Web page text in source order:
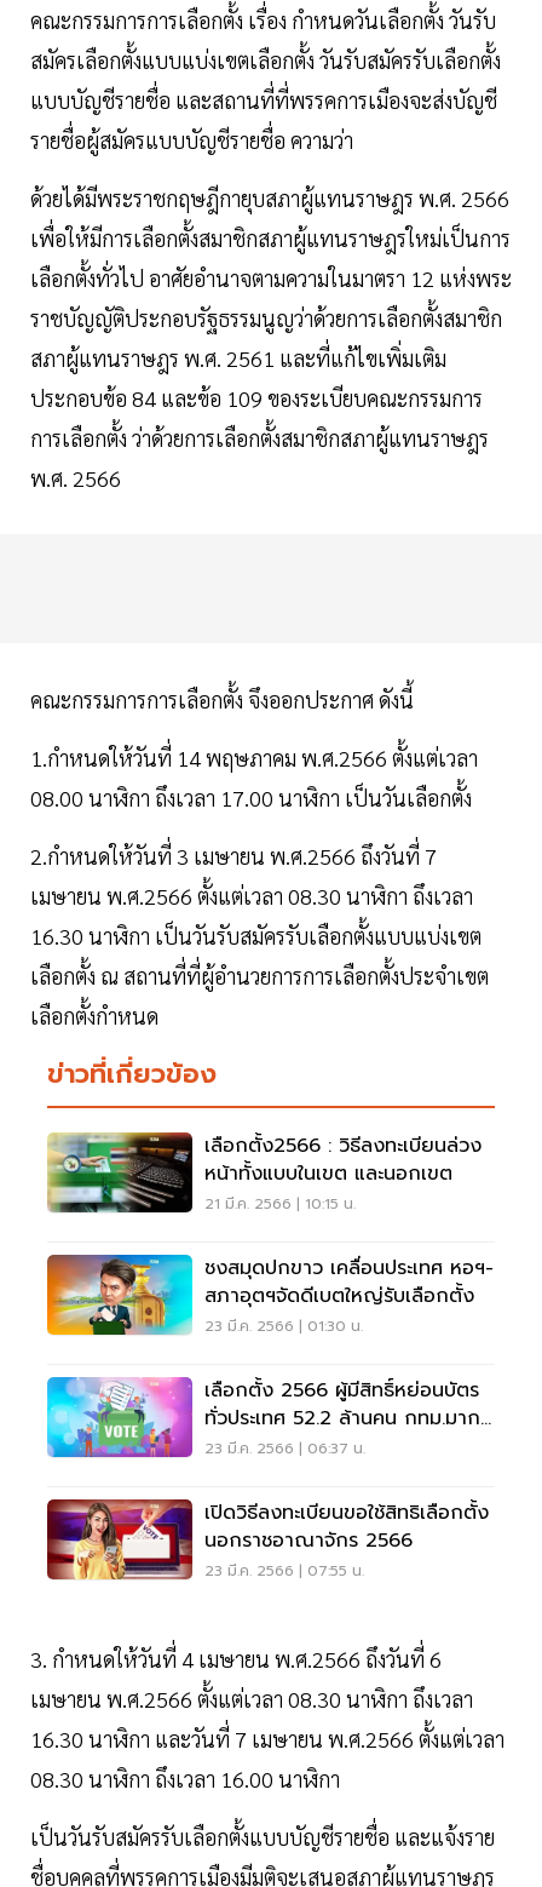
คณะกรรมการการเลือกตั้ง เรื่อง กำหนดวันเลือกตั้ง วันรับ
สมัครเลือกตั้งแบบแบ่งเขตเลือกตั้ง วันรับสมัครรับเลือกตั้ง
แบบบัญชีรายชื่อ และสถานที่ที่พรรคการเมืองจะส่งบัญชี
รายชื่อผู้สมัครแบบบัญชีรายชื่อ ความว่า
ด้วยได้มีพระราชกฤษฎีกายุบสภาผู้แทนราษฎร พ.ศ. 2566
เพื่อให้มีการเลือกตั้งสมาชิกสภาผู้แทนราษฎรใหม่เป็นการ
เลือกตั้งทั่วไป อาศัยอำนาจตามความในมาตรา 12 แห่งพระ
ราชบัญญัติประกอบรัฐธรรมนูญว่าด้วยการเลือกตั้งสมาชิก
สภาผู้แทนราษฎร พ.ศ. 2561 และที่แก้ไขเพิ่มเติม
ประกอบข้อ 84 และข้อ 109 ของระเบียบคณะกรรมการ
การเลือกตั้ง ว่าด้วยการเลือกตั้งสมาชิกสภาผู้แทนราษฎร
พ.ศ. 2566
คณะกรรมการการเลือกตั้ง จึงออกประกาศ ดังนี้
1.กำหนดให้วันที่ 14 พฤษภาคม พ.ศ.2566 ตั้งแต่เวลา
08.00 นาฬิกา ถึงเวลา 17.00 นาฬิกา เป็นวันเลือกตั้ง
2.กำหนดให้วันที่ 3 เมษายน พ.ศ.2566 ถึงวันที่ 7
เมษายน พ.ศ.2566 ตั้งแต่เวลา 08.30 นาฬิกา ถึงเวลา
16.30 นาฬิกา เป็นวันรับสมัครรับเลือกตั้งแบบแบ่งเขต
เลือกตั้ง ณ สถานที่ที่ผู้อำนวยการการเลือกตั้งประจำเขต
เลือกตั้งกำหนด
ข่าวที่เกี่ยวข้อง
เลือกตั้ง2566 : วิธีลงทะเบียนล่วง
หน้าทั้งแบบในเขต และนอกเขต
21 มี.ค. 2566 | 10:15 น.
ชงสมุดปกขาว เคลื่อนประเทศ หอฯ-
สภาอุตฯจัดดีเบตใหญ่รับเลือกตั้ง
23 มี.ค. 2566 | 01:30 น.
เลือกตั้ง 2566 ผู้มีสิทธิ์หย่อนบัตร
ทั่วประเทศ 52.2 ล้านคน กทม.มาก
สุด
23 มี.ค. 2566 | 06:37 น.
เปิดวิธีลงทะเบียนขอใช้สิทธิเลือกตั้ง
นอกราชอาณาจักร 2566
23 มี.ค. 2566 | 07:55 น.
3. กำหนดให้วันที่ 4 เมษายน พ.ศ.2566 ถึงวันที่ 6
เมษายน พ.ศ.2566 ตั้งแต่เวลา 08.30 นาฬิกา ถึงเวลา
16.30 นาฬิกา และวันที่ 7 เมษายน พ.ศ.2566 ตั้งแต่เวลา
08.30 นาฬิกา ถึงเวลา 16.00 นาฬิกา
เป็นวันรับสมัครรับเลือกตั้งแบบบัญชีรายชื่อ และแจ้งราย
ชื่อบุคคลที่พรรคการเมืองมีมติจะเสนอสภาผู้แทนราษฎร